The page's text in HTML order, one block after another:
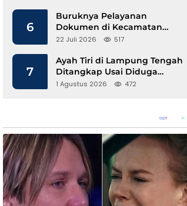
Digital
6
Buruknya Pelayanan
Dokumen di Kecamatan
Pangkalan Susu, Kinerja
22 Juli 2026 517
7
Ayah Tiri di Lampung Tengah
Ditangkap Usai Diduga
Hamili Anak di Bawah Umur
1 Agustus 2026 472